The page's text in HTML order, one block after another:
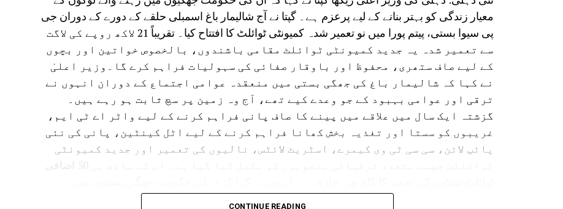
معیار زندگی کو بہتر بنانے کے لیے پرعزم ہے۔ گپتا نے آج شالیمار باغ اسمبلی حلقے کے دورے کے دوران جی
پی سیوا بستی، پیتم پورا میں نو تعمیر شدہ کمیونٹی ٹوائلٹ کا افتتاح کیا۔ تقریباً 21 لاکھ روپے کی لاگت
سے تعمیر شدہ یہ جدید کمیونٹی ٹوائلٹ مقامی باشندوں، بالخصوص خواتین اور بچوں
کے لیے صاف ستھری، محفوظ اور باوقار صفائی کی سہولیات فراہم کرے گا۔وزیر اعلیٰ
نے کہا کہ شالیمار باغ کی جھگی بستی میں منعقدہ عوامی اجتماع کے دوران انہوں نے
ترقی اور عوامی بہبود کے جو وعدے کیے تھے، آج وہ زمین پر سچ ثابت ہو رہے ہیں۔
گزشتہ ایک سال میں علاقے میں پینے کا صاف پانی فراہم کرنے کے لیے واٹر اے ٹی ایم،
غریبوں کو سستا اور تغذیہ بخش کھانا فراہم کرنے کے لیے اٹل کینٹین، پانی کی نئی
پائپ لائن، سی سی ٹی وی کیمرے، اسٹریٹ لائٹس، نالیوں کی تعمیر اور جدید کمیونٹی
ٹوائلٹس جیسے متعدد ترقیاتی منصوبوں کو مکمل کیا گیا ہے۔ اس کے ساتھ ہی 50 اضافی
رہنےوالے لوگوں کے معیار زندگی کو بہتر بنانے کے لیے پرعزم ہے۔ وزیر اعظم نریندر مودی کی رہنمائی
CONTINUE READING